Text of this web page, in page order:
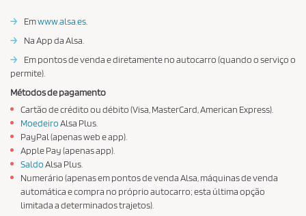
→ Emwww.alsa.es
→
Na App da Alsa.
→
Em pontos de venda e diretamente no autocarro (quando o serviço o
permite).
Métodos de pagamento
Cartão de crédito ou débito (Visa, MasterCard, American Express).
MoedeiroAlsa Plus.
PayPal (apenas web e app).
Apple Pay (apenas app).
SaldoAlsa Plus.
Numerário (apenas em pontos de venda Alsa, máquinas de venda
automática e compra no próprio autocarro; esta última opção
limitada a determinados trajetos).